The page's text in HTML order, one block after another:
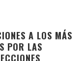
A LOS MÁS
POR LAS